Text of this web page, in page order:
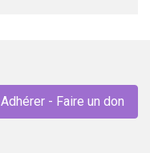
Adhérer - Faire un don